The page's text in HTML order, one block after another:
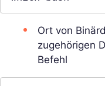
Ort von
zugehörigen
Befehl